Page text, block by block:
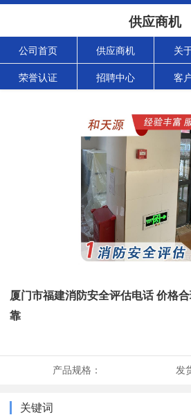
供应商机
公司首页 供应商机 关
荣誉认证 招聘中心 客
厦门市福建消防安全评估电话 价格
靠
产品规格： 发
关键词